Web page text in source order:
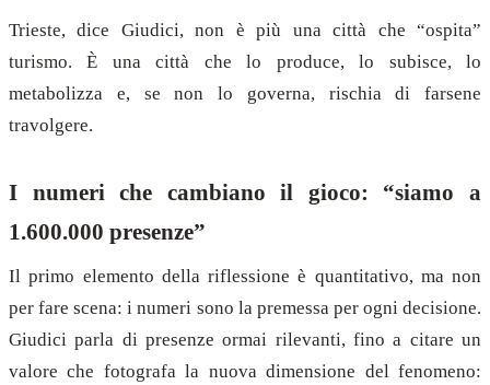
Trieste, dice Giudici, non è più una città che “ospita”
turismo. È una città che lo produce, lo subisce, lo
metabolizza e, se non lo governa, rischia di farsene
travolgere.
I numeri che cambiano il gioco: “siamo a
1.600.000 presenze”
Il primo elemento della riflessione è quantitativo, ma non
per fare scena: i numeri sono la premessa per ogni decisione.
Giudici parla di presenze ormai rilevanti, fino a citare un
valore che fotografa la nuova dimensione del fenomeno: